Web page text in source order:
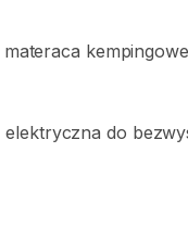
materaca
elektryczna do